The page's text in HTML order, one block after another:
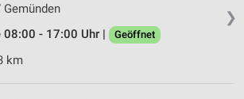
❯
Gemünden
08:00 - 17:00 Uhr |
Geöffnet
km